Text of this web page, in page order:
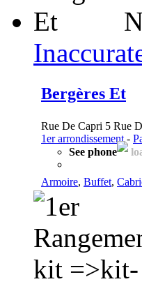
Bergères Et
Rue De Capri 5 Rue
1er arrondissement-
See phone
Armoire, Buffet,